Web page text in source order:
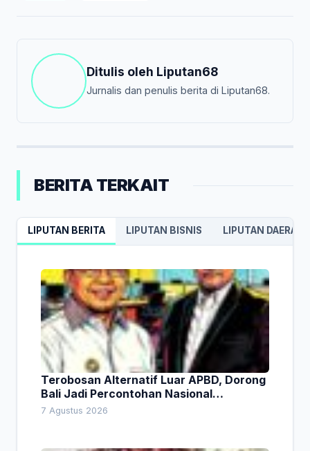
Ditulis oleh Liputan68
Jurnalis dan penulis berita di Liputan68.
BERITA TERKAIT
LIPUTAN BERITA LIPUTAN BISNIS LIPUTAN DAERAH
Terobosan Alternatif Luar APBD, Dorong
Bali Jadi Percontohan Nasional
Pembiayaan Daerah
7 Agustus 2026